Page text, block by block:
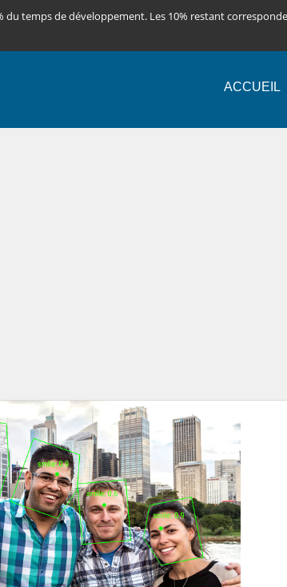
temps de développement. Les 10% restant
ACCUEIL